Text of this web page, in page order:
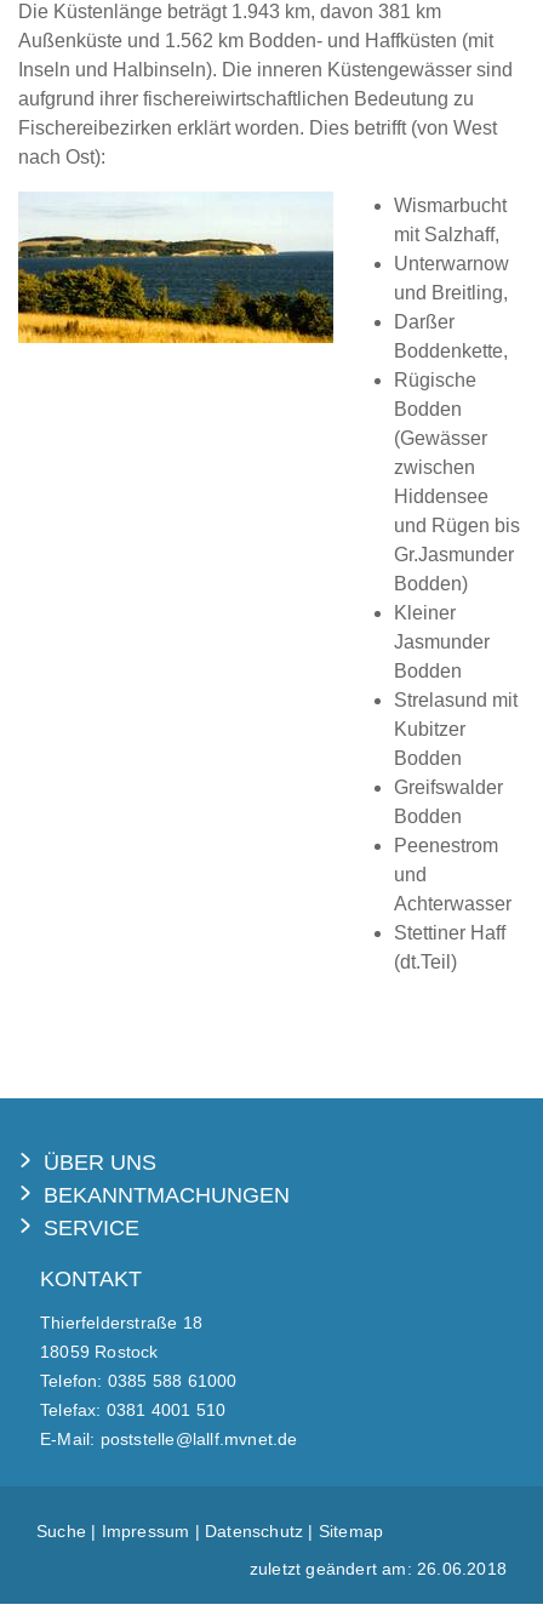
Die Küstenlänge beträgt 1.943 km, davon 381 km
Außenküste und 1.562 km Bodden- und Haffküsten (mit
Inseln und Halbinseln). Die inneren Küstengewässer sind
aufgrund ihrer fischereiwirtschaftlichen Bedeutung zu
Fischereibezirken erklärt worden. Dies betrifft (von West
nach Ost):
Wismarbucht
mit Salzhaff,
Unterwarnow
und Breitling,
Darßer
Boddenkette,
Rügische
Bodden
(Gewässer
zwischen
Hiddensee
und Rügen bis
Gr.Jasmunder
Bodden)
Kleiner
Jasmunder
Bodden
Strelasund mit
Kubitzer
Bodden
Greifswalder
Bodden
Peenestrom
und
Achterwasser
Stettiner Haff
(dt.Teil)
ÜBER UNS
BEKANNTMACHUNGEN
SERVICE
KONTAKT
Thierfelderstraße 18
18059 Rostock
Telefon: 0385 588 61000
Telefax: 0381 4001 510
E-Mail: poststelle@lallf.mvnet.de
Suche | Impressum | Datenschutz | Sitemap
zuletzt geändert am: 26.06.2018